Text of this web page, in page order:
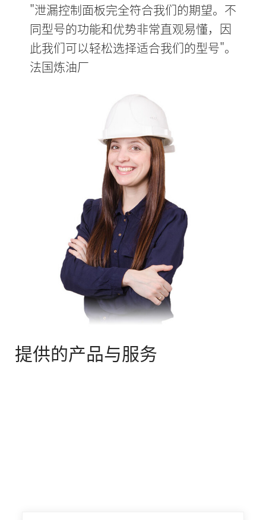
"泄漏控制面板完全符合我们的期望。不
同型号的功能和优势非常直观易懂，因
此我们可以轻松选择适合我们的型号"。
法国炼油厂
提供的产品与服务